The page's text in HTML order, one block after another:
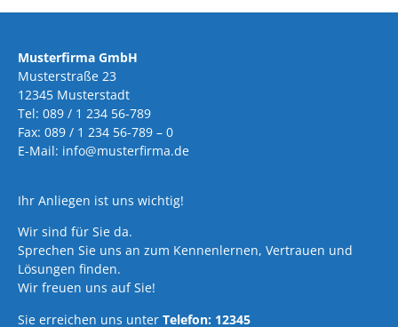
Musterfirma GmbH
Musterstraße 23
12345 Musterstadt
Tel: 089 / 1 234 56-789
Fax: 089 / 1 234 56-789 – 0
E-Mail: info@musterfirma.de
Ihr Anliegen ist uns wichtig!
Wir sind für Sie da.
Sprechen Sie uns an zum Kennenlernen, Vertrauen und
Lösungen finden.
Wir freuen uns auf Sie!
Sie erreichen uns unter Telefon: 12345